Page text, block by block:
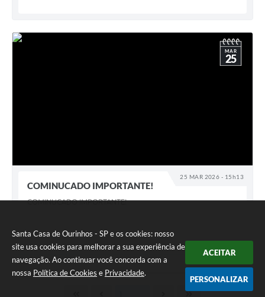
Santa Casa de Ourinhos - SP e os cookies: nosso
site usa cookies para melhorar a sua experiência de
navegação. Ao continuar você concorda com a
nossa Política de Cookies e Privacidade.
ACEITAR
PERSONALIZAR
25 MAR 2026 - 15h13
MAR
25
COMINUCADO IMPORTANTE!
COMINUCADO IMPORTANTE!